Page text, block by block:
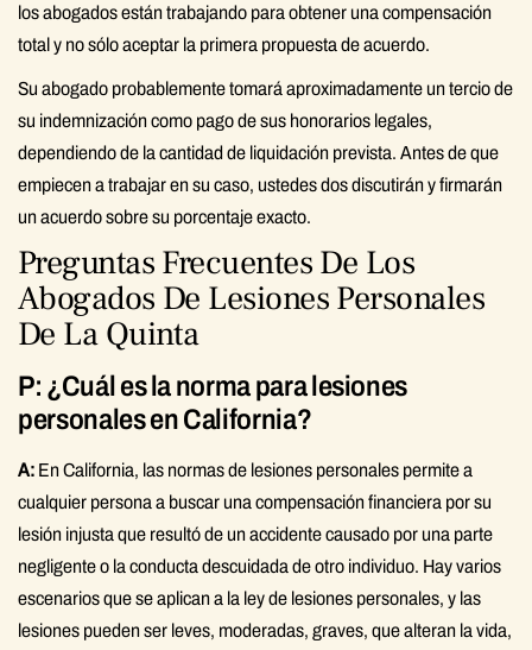
los abogados están trabajando para obtener una compensación
total y no sólo aceptar la primera propuesta de acuerdo.
Su abogado probablemente tomará aproximadamente un tercio de
su indemnización como pago de sus honorarios legales,
dependiendo de la cantidad de liquidación prevista. Antes de que
empiecen a trabajar en su caso, ustedes dos discutirán y firmarán
un acuerdo sobre su porcentaje exacto.
Preguntas Frecuentes De Los
Abogados De Lesiones Personales
De La Quinta
P: ¿Cuál es la norma para lesiones
personales en California?
A: En California, las normas de lesiones personales permite a
cualquier persona a buscar una compensación financiera por su
lesión injusta que resultó de un accidente causado por una parte
negligente o la conducta descuidada de otro individuo. Hay varios
escenarios que se aplican a la ley de lesiones personales, y las
lesiones pueden ser leves, moderadas, graves, que alteran la vida,